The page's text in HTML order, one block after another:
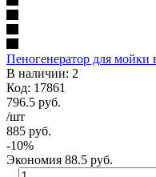
Пеногенератор для мойки
В наличии: 2
Код: 17861
796.5 руб.
/шт
885 руб.
-10%
Экономия 88.5 руб.